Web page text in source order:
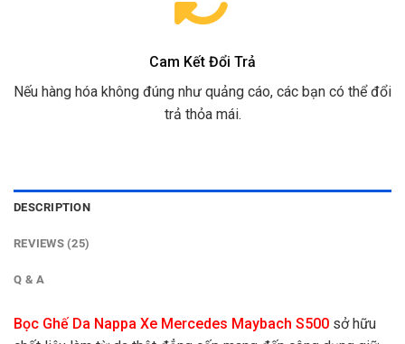
Cam Kết Đổi Trả
Nếu hàng hóa không đúng như quảng cáo, các bạn có thể đổi
trả thỏa mái.
DESCRIPTION
REVIEWS (25)
Q & A
Bọc Ghế Da Nappa Xe Mercedes Maybach S500 sở hữu